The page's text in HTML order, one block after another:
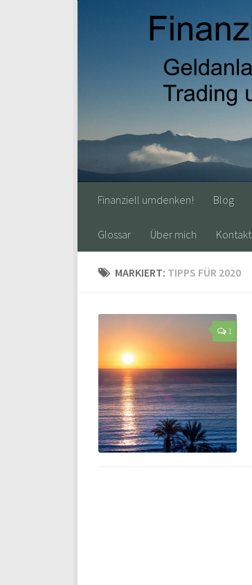
Finanziell umdenken! Blog
Glossar Über mich Kontakt
MARKIERT: TIPPS FÜR 2020
1